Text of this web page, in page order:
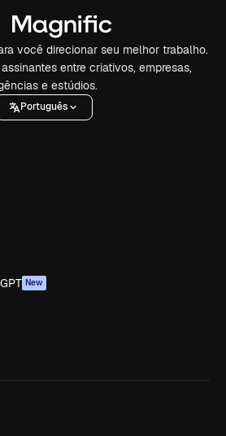
você direcionar seu melhor trabalho.
entre criativos, empresas,
e estúdios.
Português
New